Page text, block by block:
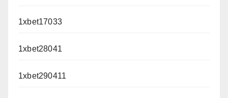
1xbet17033
1xbet28041
1xbet290411